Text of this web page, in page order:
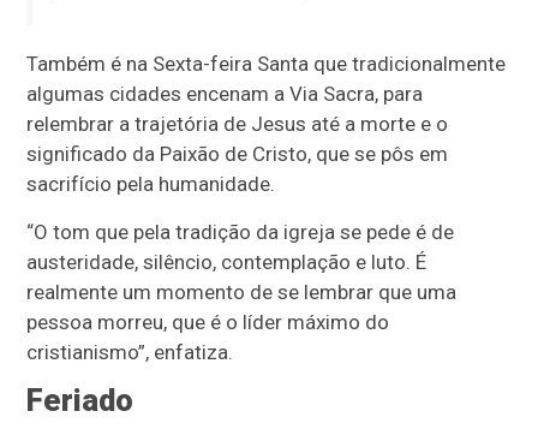
Também é na Sexta-feira Santa que tradicionalmente
algumas cidades encenam a Via Sacra, para
relembrar a trajetória de Jesus até a morte e o
significado da Paixão de Cristo, que se pôs em
sacrifício pela humanidade.
“O tom que pela tradição da igreja se pede é de
austeridade, silêncio, contemplação e luto. É
realmente um momento de se lembrar que uma
pessoa morreu, que é o líder máximo do
cristianismo”, enfatiza.
Feriado